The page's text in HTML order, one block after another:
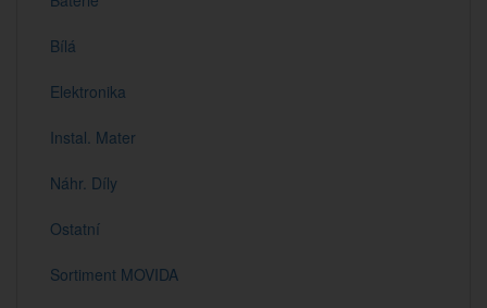
Bílá
Elektronika
Instal. Mater
Náhr. Díly
Ostatní
Sortiment MOVIDA